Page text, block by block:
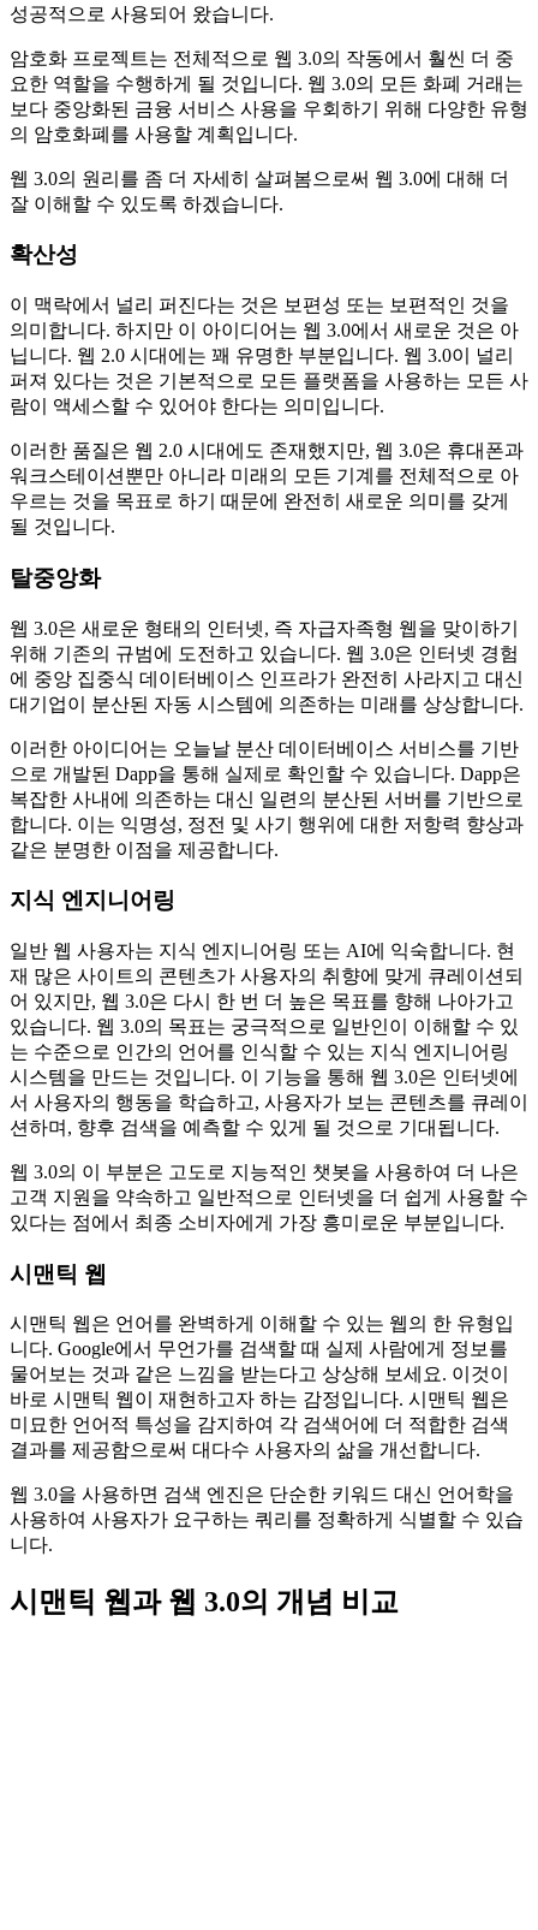
성공적으로 사용되어 왔습니다.
암호화 프로젝트는 전체적으로 웹 3.0의 작동에서 훨씬 더 중
요한 역할을 수행하게 될 것입니다. 웹 3.0의 모든 화폐 거래는
보다 중앙화된 금융 서비스 사용을 우회하기 위해 다양한 유형
의 암호화폐를 사용할 계획입니다.
웹 3.0의 원리를 좀 더 자세히 살펴봄으로써 웹 3.0에 대해 더
잘 이해할 수 있도록 하겠습니다.
확산성
이 맥락에서 널리 퍼진다는 것은 보편성 또는 보편적인 것을
의미합니다. 하지만 이 아이디어는 웹 3.0에서 새로운 것은 아
닙니다. 웹 2.0 시대에는 꽤 유명한 부분입니다. 웹 3.0이 널리
퍼져 있다는 것은 기본적으로 모든 플랫폼을 사용하는 모든 사
람이 액세스할 수 있어야 한다는 의미입니다.
이러한 품질은 웹 2.0 시대에도 존재했지만, 웹 3.0은 휴대폰과
워크스테이션뿐만 아니라 미래의 모든 기계를 전체적으로 아
우르는 것을 목표로 하기 때문에 완전히 새로운 의미를 갖게
될 것입니다.
탈중앙화
웹 3.0은 새로운 형태의 인터넷, 즉 자급자족형 웹을 맞이하기
위해 기존의 규범에 도전하고 있습니다. 웹 3.0은 인터넷 경험
에 중앙 집중식 데이터베이스 인프라가 완전히 사라지고 대신
대기업이 분산된 자동 시스템에 의존하는 미래를 상상합니다.
이러한 아이디어는 오늘날 분산 데이터베이스 서비스를 기반
으로 개발된 Dapp을 통해 실제로 확인할 수 있습니다. Dapp은
복잡한 사내에 의존하는 대신 일련의 분산된 서버를 기반으로
합니다. 이는 익명성, 정전 및 사기 행위에 대한 저항력 향상과
같은 분명한 이점을 제공합니다.
지식 엔지니어링
일반 웹 사용자는 지식 엔지니어링 또는 AI에 익숙합니다. 현
재 많은 사이트의 콘텐츠가 사용자의 취향에 맞게 큐레이션되
어 있지만, 웹 3.0은 다시 한 번 더 높은 목표를 향해 나아가고
있습니다. 웹 3.0의 목표는 궁극적으로 일반인이 이해할 수 있
는 수준으로 인간의 언어를 인식할 수 있는 지식 엔지니어링
시스템을 만드는 것입니다. 이 기능을 통해 웹 3.0은 인터넷에
서 사용자의 행동을 학습하고, 사용자가 보는 콘텐츠를 큐레이
션하며, 향후 검색을 예측할 수 있게 될 것으로 기대됩니다.
웹 3.0의 이 부분은 고도로 지능적인 챗봇을 사용하여 더 나은
고객 지원을 약속하고 일반적으로 인터넷을 더 쉽게 사용할 수
있다는 점에서 최종 소비자에게 가장 흥미로운 부분입니다.
시맨틱 웹
시맨틱 웹은 언어를 완벽하게 이해할 수 있는 웹의 한 유형입
니다. Google에서 무언가를 검색할 때 실제 사람에게 정보를
물어보는 것과 같은 느낌을 받는다고 상상해 보세요. 이것이
바로 시맨틱 웹이 재현하고자 하는 감정입니다. 시맨틱 웹은
미묘한 언어적 특성을 감지하여 각 검색어에 더 적합한 검색
결과를 제공함으로써 대다수 사용자의 삶을 개선합니다.
웹 3.0을 사용하면 검색 엔진은 단순한 키워드 대신 언어학을
사용하여 사용자가 요구하는 쿼리를 정확하게 식별할 수 있습
니다.
시맨틱 웹과 웹 3.0의 개념 비교